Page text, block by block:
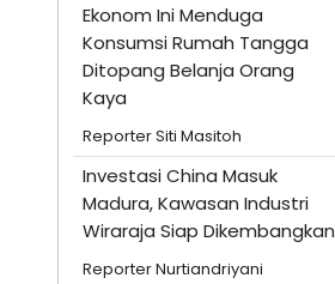
Ekonom Ini Menduga
Konsumsi Rumah Tangga
Ditopang Belanja Orang
Kaya
Reporter Siti Masitoh
Investasi China Masuk
Madura, Kawasan Industri
Wiraraja Siap Dikembangkan
Reporter Nurtiandriyani